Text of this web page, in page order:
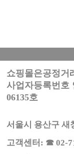
쇼핑몰은공정거
사업자등록번호
06135호
서울시 용산구 새
고객센터: ☎ 02-